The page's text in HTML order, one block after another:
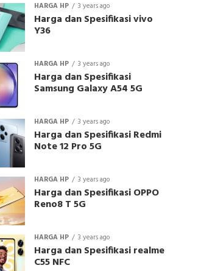
HARGA HP 3 years ago
Harga dan Spesifikasi vivo
Y36
HARGA HP 3 years ago
Harga dan Spesifikasi
Samsung Galaxy A54 5G
HARGA HP 3 years ago
Harga dan Spesifikasi Redmi
Note 12 Pro 5G
HARGA HP 3 years ago
Harga dan Spesifikasi OPPO
Reno8 T 5G
HARGA HP 3 years ago
Harga dan Spesifikasi realme
C55 NFC